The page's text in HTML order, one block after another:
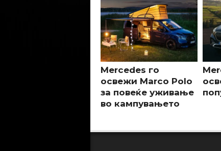
Mercedes го
освежи Marco Polo
за повеќе уживање
во кампувањето